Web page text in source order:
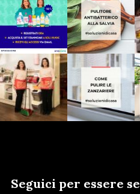
Seguici per essere